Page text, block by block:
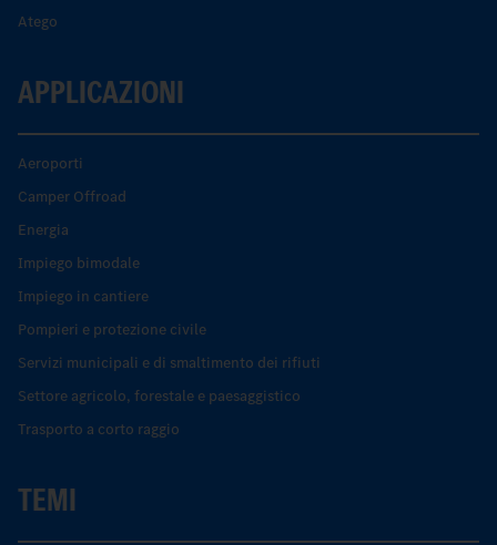
Atego
APPLICAZIONI
Aeroporti
Camper Offroad
Energia
Impiego bimodale
Impiego in cantiere
Pompieri e protezione civile
Servizi municipali e di smaltimento dei rifiuti
Settore agricolo, forestale e paesaggistico
Trasporto a corto raggio
TEMI